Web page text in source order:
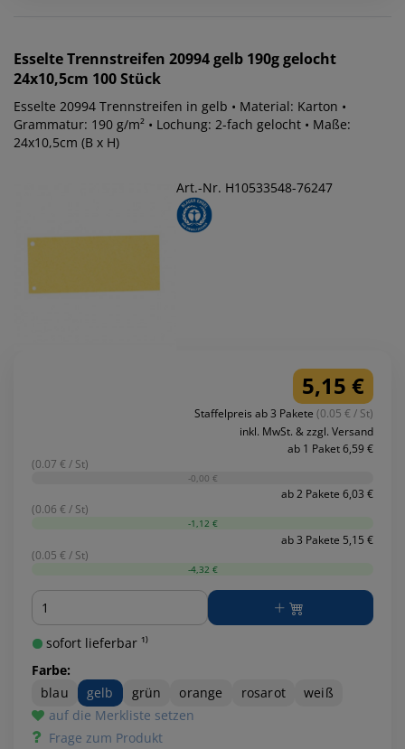
EsselteTrennstreifen 20994 gelb 190g gelocht
24x10,5cm 100 Stück
Esselte 20994 Trennstreifen in gelb • Material: Karton •
Grammatur: 190 g/m² • Lochung: 2-fach gelocht • Maße:
24x10,5cm (B x H)
Art.-Nr. H10533548-76247
5,15 €
Staffelpreis ab 3 Pakete (0.05 € / St)
inkl. MwSt. & zzgl. Versand
ab 1 Paket 6,59 €
(0.07 € / St)
-0,00 €
ab 2 Pakete 6,03 €
(0.06 € / St)
-1,12 €
ab 3 Pakete 5,15 €
(0.05 € / St)
-4,32 €
Menge
sofort lieferbar ¹⁾
Farbe:
blau
gelb grün orange rosarot
weiß
auf die Merkliste setzen
Frage zum Produkt